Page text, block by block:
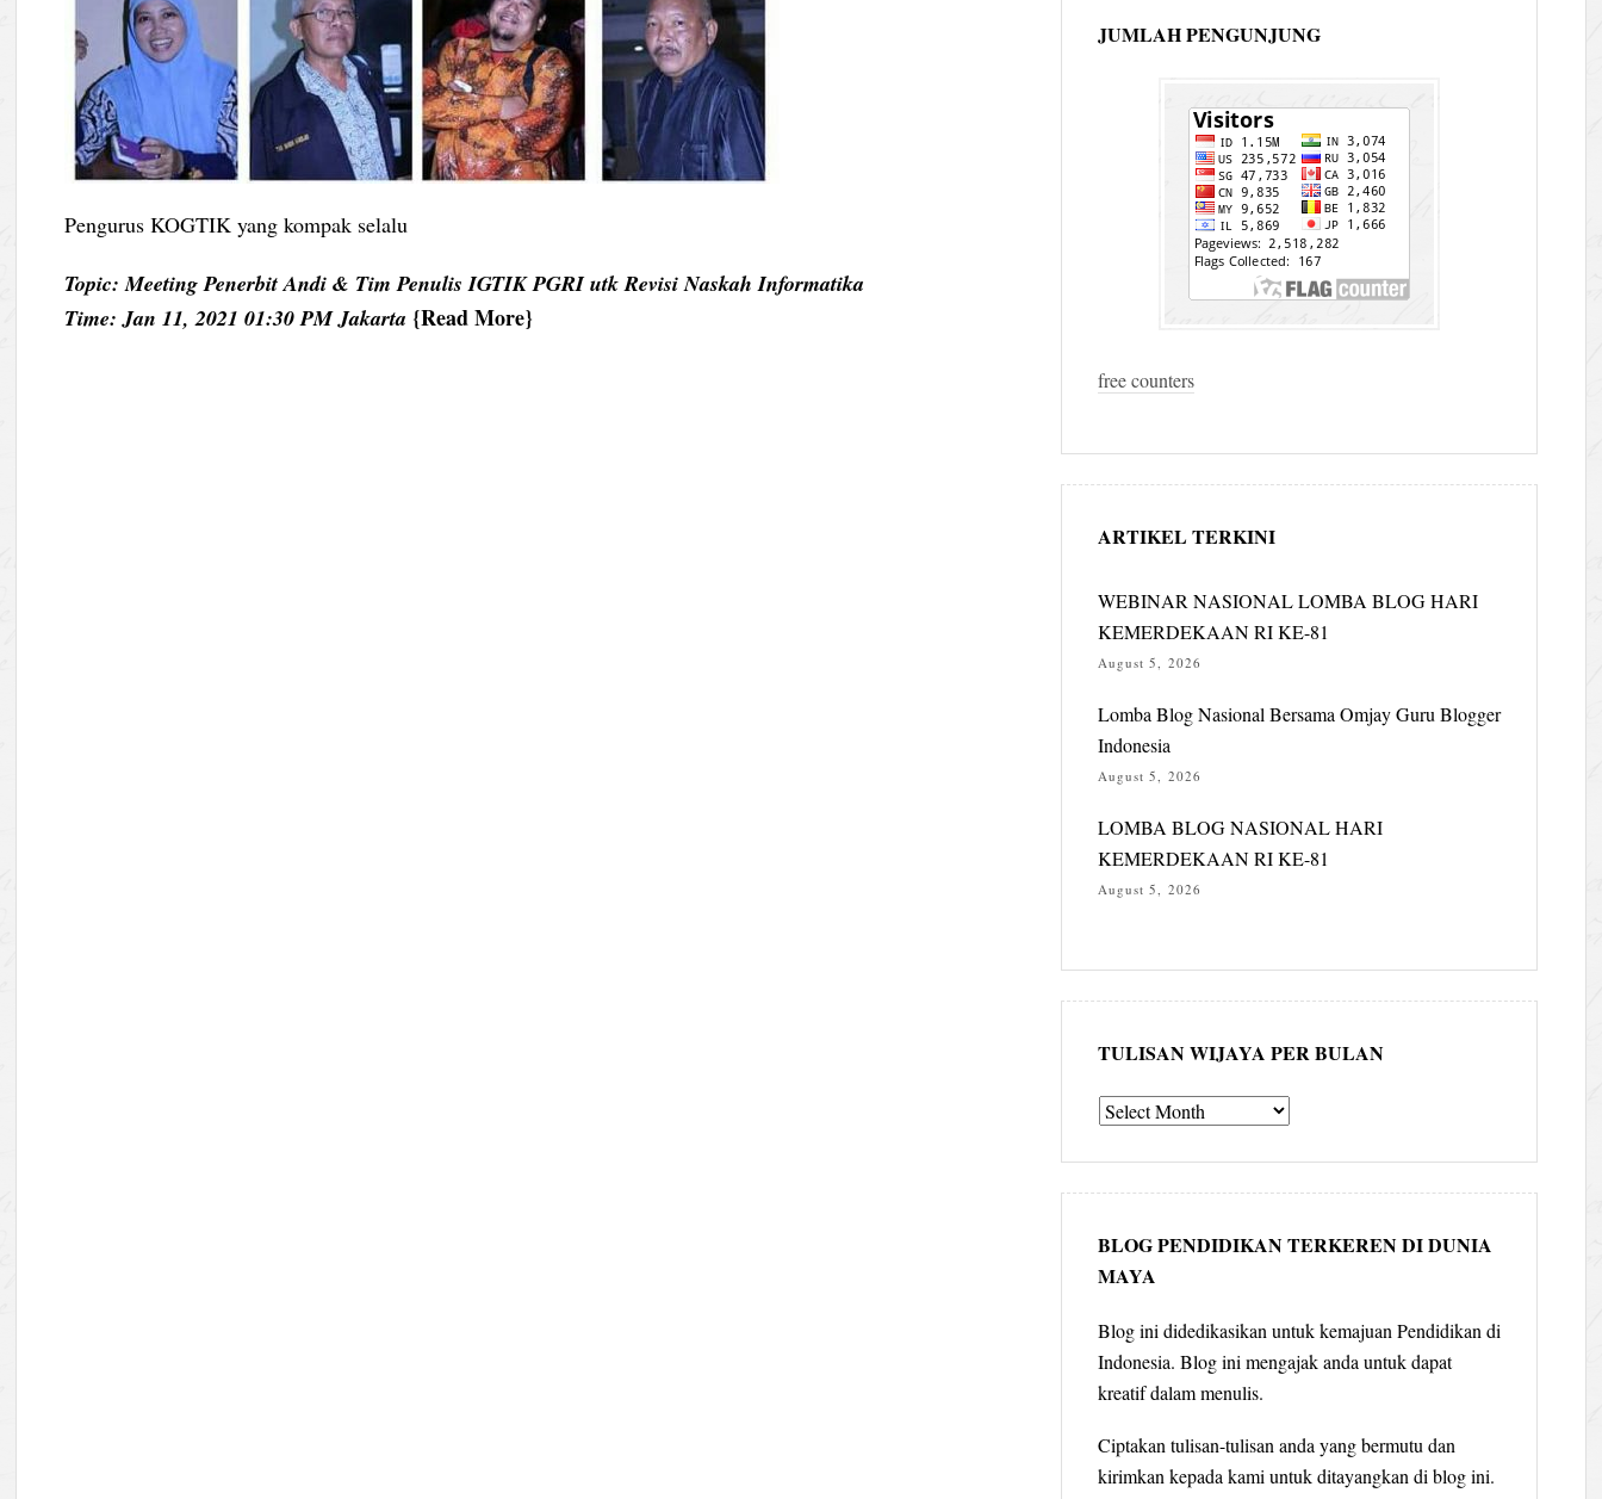
Pengurus KOGTIK yang kompak selalu
Topic: Meeting Penerbit Andi & Tim Penulis IGTIK PGRI utk Revisi Naskah Informatika
Time: Jan 11, 2021 01:30 PM Jakarta Read More
JUMLAH PENGUNJUNG
free counters
ARTIKEL TERKINI
WEBINAR NASIONAL LOMBA BLOG HARI
KEMERDEKAAN RI KE-81
August 5, 2026
Lomba Blog Nasional Bersama Omjay Guru Blogger
Indonesia
August 5, 2026
LOMBA BLOG NASIONAL HARI
KEMERDEKAAN RI KE-81
August 5, 2026
TULISAN WIJAYA PER BULAN
Tulisan
per
bulan
BLOG PENDIDIKAN TERKEREN DI DUNIA
MAYA
Blog ini didedikasikan untuk kemajuan Pendidikan di
Indonesia. Blog ini mengajak anda untuk dapat
kreatif dalam menulis.
Ciptakan tulisan-tulisan anda yang bermutu dan
kirimkan kepada kami untuk ditayangkan di blog ini.